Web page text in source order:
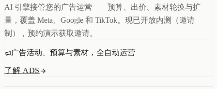
AI 引擎接管您的广告运营——预算、出价、素材轮换与扩
量，覆盖 Meta、Google 和 TikTok。现已开放内测（邀请
制），预约演示获取邀请。
广告活动、预算与素材，全自动运营
了解 ADS